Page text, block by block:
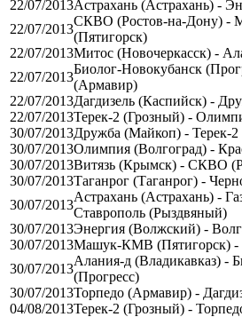
22/07/2013Астрахань (Астрахань) -
22/07/2013
СКВО (Ростов-на-Дону)
(Пятигорск)
22/07/2013Митос (Новочеркасск) -
22/07/2013
Биолог-Новокубанск
(Армавир)
22/07/2013Дагдизель (Каспийск) -
22/07/2013Терек-2 (Грозный) -
30/07/2013Дружба (Майкоп) - Терек-2
30/07/2013Олимпия (Волгоград) -
30/07/2013Витязь (Крымск) - СКВО
30/07/2013Таганрог (Таганрог) -
30/07/2013
Астрахань (Астрахань) -
Ставрополь (Рыздвяный)
30/07/2013Энергия (Волжский) -
30/07/2013Машук-КМВ (Пятигорск) -
30/07/2013
Алания-д (Владикавказ) -
(Прогресс)
30/07/2013Торпедо (Армавир) -
04/08/2013Терек-2 (Грозный) -